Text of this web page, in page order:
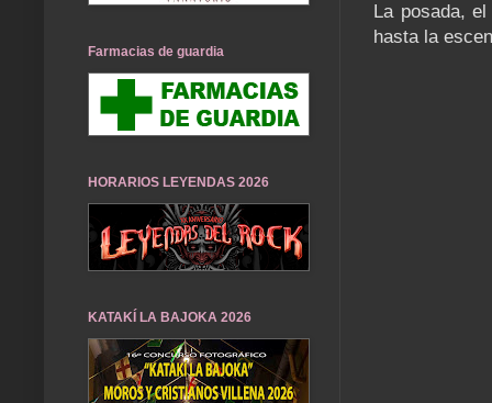
La posada,
hasta la
Farmacias de guardia
HORARIOS LEYENDAS 2026
KATAKÍ LA BAJOKA 2026